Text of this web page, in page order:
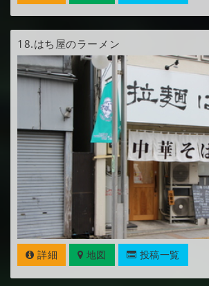
18.はち屋のラーメン
詳細 地図 投稿一覧